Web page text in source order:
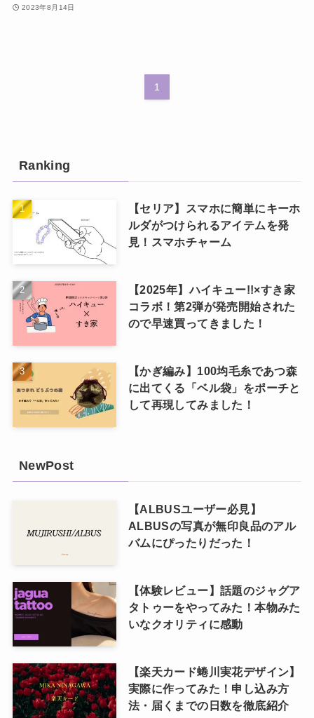
2023年8月14日
1
Ranking
【セリア】スマホに簡単にキーホ
ルダがつけられるアイテムを発
見！スマホチャーム
【2025年】ハイキュー!!×すき家
コラボ！第2弾が発売開始された
ので早速買ってきました！
【かぎ編み】100均毛糸であつ森
に出てくる「ベル袋」をポーチと
して再現してみました！
NewPost
【ALBUSユーザー必見】
ALBUSの写真が無印良品のアル
バムにぴったりだった！
【体験レビュー】話題のジャグア
タトゥーをやってみた！本物みた
いなクオリティに感動
【楽天カード蜷川実花デザイン】
実際に作ってみた！申し込み方
法・届くまでの日数を徹底紹介